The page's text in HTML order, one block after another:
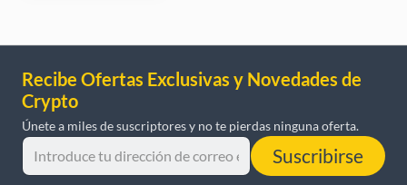
Recibe Ofertas Exclusivas y Novedades de
Crypto
Únete a miles de suscriptores y no te pierdas ninguna oferta.
Suscribirse